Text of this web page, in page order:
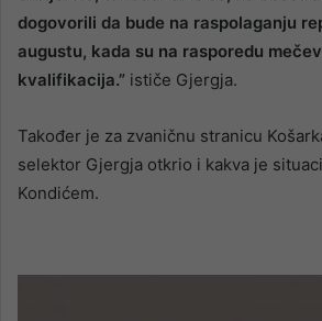
dogovorili da bude na raspolaganju
augustu, kada su na rasporedu
kvalifikacija.” ističe Gjergja.
Također je za zvaničnu stranicu
selektor Gjergja otkrio i kakva je
Kondićem.